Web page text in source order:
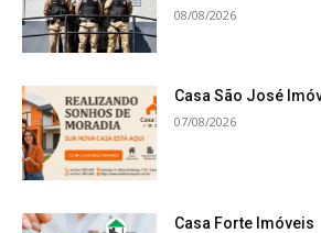
08/08/2026
Casa São José
07/08/2026
Casa Forte Imóveis